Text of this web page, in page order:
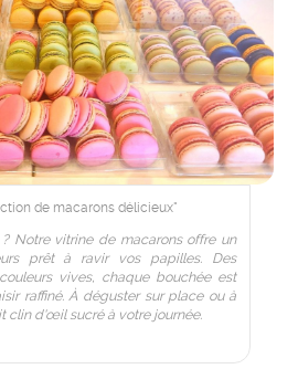
de macarons délicieux"
Notre vitrine de macarons offre un
prêt à ravir vos papilles. Des
vives, chaque bouchée est
raffiné. À déguster sur place ou à
clin d'œil sucré à votre journée.